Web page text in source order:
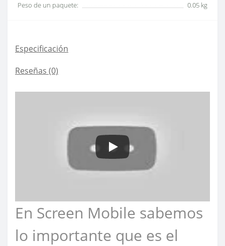
Peso de un paquete:
0.05 kg
Especificación
Reseñas (0)
En Screen Mobile sabemos
lo importante que es el